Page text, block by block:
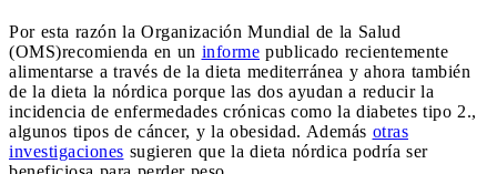
Por esta razón la Organización Mundial de la Salud
(OMS)recomienda en un informe publicado recientemente
alimentarse a través de la dieta mediterránea y ahora también
de la dieta la nórdica porque las dos ayudan a reducir la
incidencia de enfermedades crónicas como la diabetes tipo 2.,
algunos tipos de cáncer, y la obesidad. Además otras
investigaciones sugieren que la dieta nórdica podría ser